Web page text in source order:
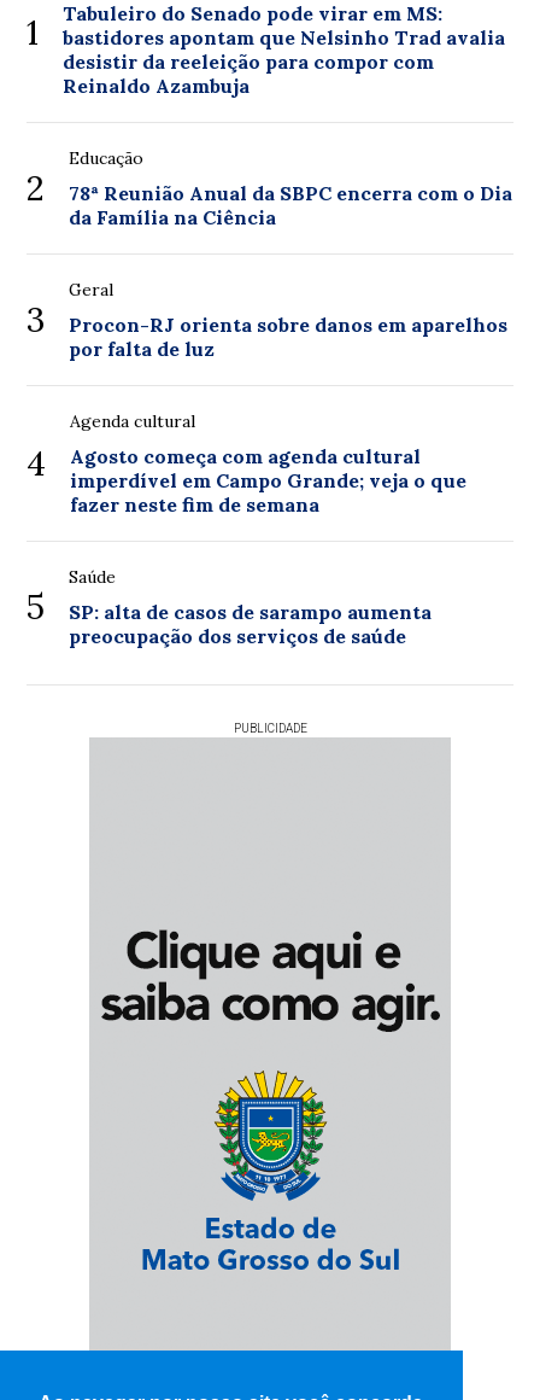
1
Tabuleiro do Senado pode virar em MS:
bastidores apontam que Nelsinho Trad avalia
desistir da reeleição para compor com
Reinaldo Azambuja
2
Educação
78ª Reunião Anual da SBPC encerra com o Dia
da Família na Ciência
3
Geral
Procon-RJ orienta sobre danos em aparelhos
por falta de luz
4
Agenda cultural
Agosto começa com agenda cultural
imperdível em Campo Grande; veja o que
fazer neste fim de semana
5
Saúde
SP: alta de casos de sarampo aumenta
preocupação dos serviços de saúde
PUBLICIDADE